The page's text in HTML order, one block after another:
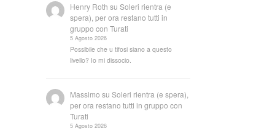
Henry Roth suSoleri rientra (e
spera), per ora restano tutti in
gruppo con Turati
5 Agosto 2026
Possibile che u tifosi siano a questo
livello? Io mi dissocio.
Massimo suSoleri rientra (e spera),
per ora restano tutti in gruppo con
Turati
5 Agosto 2026